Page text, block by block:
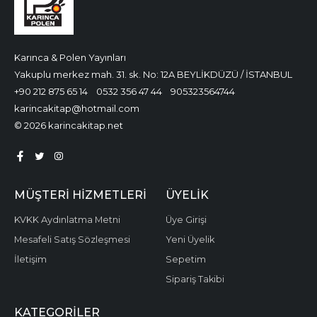
Karınca & Polen Yayınları
Yakuplu merkez mah. 31. sk. No: 12A BEYLİKDÜZÜ / İSTANBUL
+90 212 875 65 14
0532 356 47 44
905323564744
karincakitap@hotmail.com
© 2026 karincakitap.net
MÜŞTERI HIZMETLERI
KVKK Aydınlatma Metni
Mesafeli Satış Sözleşmesi
İletişim
ÜYELIK
Üye Girişi
Yeni Üyelik
Sepetim
Sipariş Takibi
KATEGORILER